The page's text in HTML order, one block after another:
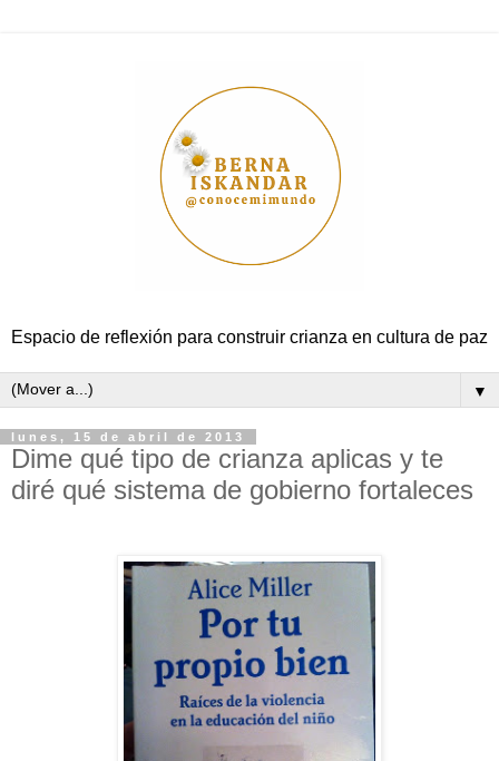
Espacio de reflexión para construir crianza en cultura de paz
▼
lunes, 15 de abril de 2013
Dime qué tipo de crianza aplicas y te
diré qué sistema de gobierno fortaleces